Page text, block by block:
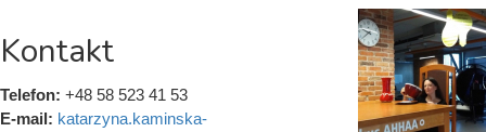
Kontakt
Telefon: +48 58 523 41 53
E-mail: katarzyna.kaminska-